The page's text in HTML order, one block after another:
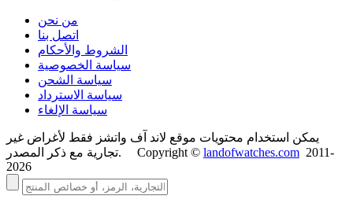
من نحن
اتصل بنا
الشروط والأحكام
سياسة الخصوصية
سياسة الشحن
سياسة الاسترداد
سياسة الإلغاء
يمكن استخدام محتويات موقع لاند آف واتشز فقط لأغراض غير
تجارية مع ذكر المصدر. Copyright © landofwatches.com 2011-
2026